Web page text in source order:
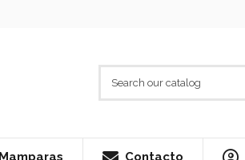
Mamparas Contacto